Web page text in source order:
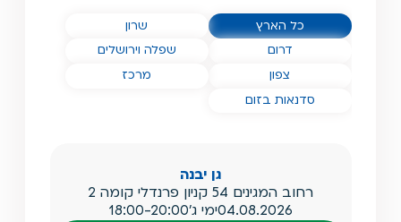
הסדנאות שלנו ב
כל הארץ הסדנאות שלנו ב
שרון
הסדנאות שלנו ב
דרום הסדנאות שלנו ב
שפלה וירושלים
הסדנאות שלנו ב
צפון הסדנאות שלנו ב
מרכז
הסדנאות שלנו ב
סדנאות בזום
גן יבנה
רחוב המגינים 54 קניון פרנדלי קומה 2
04.08.2026ימי ג'18:00-20:00